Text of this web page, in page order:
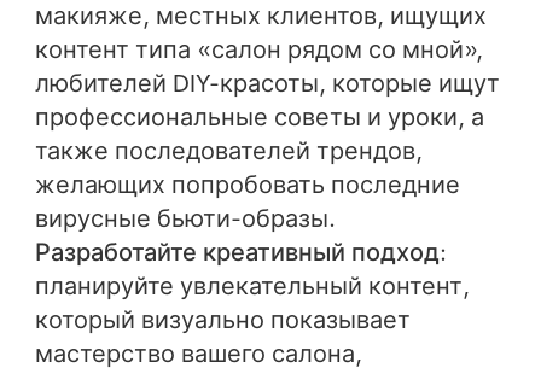
макияже, местных клиентов, ищущих
контент типа «салон рядом со мной»,
любителей DIY-красоты, которые ищут
профессиональные советы и уроки, а
также последователей трендов,
желающих попробовать последние
вирусные бьюти-образы.
Разработайте креативный подход:
планируйте увлекательный контент,
который визуально показывает
мастерство вашего салона,